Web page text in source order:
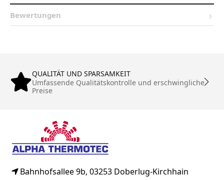
Bewertungen
QUALITÄT UND SPARSAMKEIT
Umfassende Qualitätskontrolle und erschwingliche
Preise
Bahnhofsallee 9b, 03253 Doberlug-Kirchhain